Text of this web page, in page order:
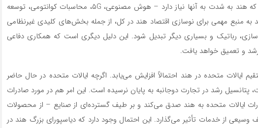
ترین فناوری‌های ایالات متحده است که هند به شدت به آنها نیاز دارد – هوش مصنوعی، ۵G، محاسبات کوانتومی، توسعه
به منبع مهمی برای نوسازی اقتصاد هند در کل، از جمله بخش‌های کلیدی غیرنظامی
رباتیک و بسیاری دیگر تبدیل شود. این دلیل دیگری است که همکاری دفاعی
و تعمیق خواهد یافت.
ایالات متحده در هند احتمالاً افزایش می‌یابد. اگرچه ایالات متحده در حال حاضر
رشد در تجارت دوجانبه به پایان نرسیده است. این امر هم در مورد صادرات
ایالات متحده به هند صدق می‌کند و بر طیف گسترده‌ای از صنایع – از محصولات
وسیعی از خدمات تأثیر می‌گذارد. این احتمال وجود دارد که دیاسپورای بزرگ هند در